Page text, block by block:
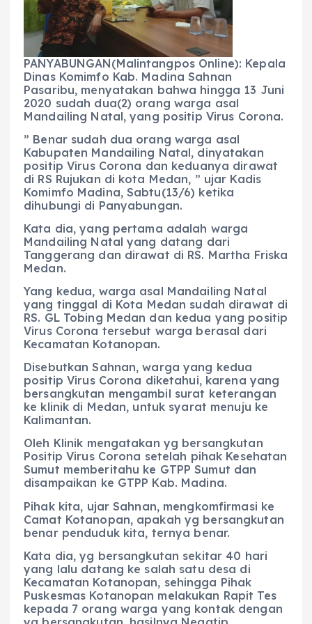
o
o
k
p
p
a g
er
PANYABUNGAN(Malintangpos Online): Kepala
Dinas Komimfo Kab. Madina Sahnan
Pasaribu, menyatakan bahwa hingga 13 Juni
2020 sudah dua(2) orang warga asal
Mandailing Natal, yang positip Virus Corona.
” Benar sudah dua orang warga asal
Kabupaten Mandailing Natal, dinyatakan
positip Virus Corona dan keduanya dirawat
di RS Rujukan di kota Medan, ” ujar Kadis
Komimfo Madina, Sabtu(13/6) ketika
dihubungi di Panyabungan.
Kata dia, yang pertama adalah warga
Mandailing Natal yang datang dari
Tanggerang dan dirawat di RS. Martha Friska
Medan.
Yang kedua, warga asal Mandailing Natal
yang tinggal di Kota Medan sudah dirawat di
RS. GL Tobing Medan dan kedua yang positip
Virus Corona tersebut warga berasal dari
Kecamatan Kotanopan.
Disebutkan Sahnan, warga yang kedua
positip Virus Corona diketahui, karena yang
bersangkutan mengambil surat keterangan
ke klinik di Medan, untuk syarat menuju ke
Kalimantan.
Oleh Klinik mengatakan yg bersangkutan
Positip Virus Corona setelah pihak Kesehatan
Sumut memberitahu ke GTPP Sumut dan
disampaikan ke GTPP Kab. Madina.
Pihak kita, ujar Sahnan, mengkomfirmasi ke
Camat Kotanopan, apakah yg bersangkutan
benar penduduk kita, ternya benar.
Kata dia, yg bersangkutan sekitar 40 hari
yang lalu datang ke salah satu desa di
Kecamatan Kotanopan, sehingga Pihak
Puskesmas Kotanopan melakukan Rapit Tes
kepada 7 orang warga yang kontak dengan